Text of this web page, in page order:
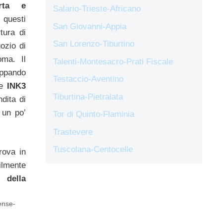
e
di
di
Il
INK3
di
po’
in
della
Salario-Trieste-Africano
San Giovanni-Appia
San Lorenzo-Tiburtino
Talenti-Montesacro-Prati Fiscale
Testaccio-Aventino
Tiburtina-Pietralata
Tor di Quinto-Flaminia
Trastevere
Tuscolana-Centocelle